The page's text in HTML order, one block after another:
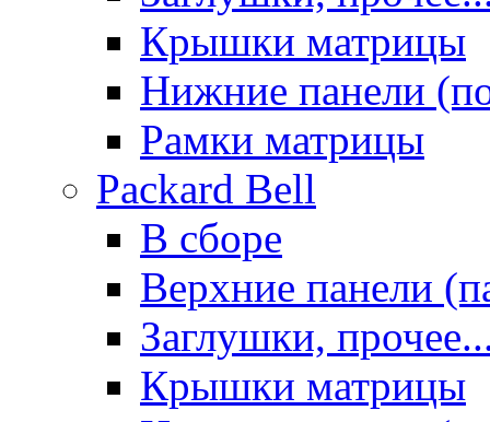
Крышки матрицы
Нижние панели
Рамки матрицы
Packard Bell
В сборе
Верхние панели
Заглушки,
Крышки матрицы